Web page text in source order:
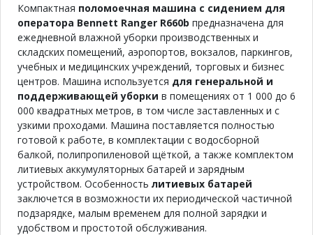
Компактная поломоечная машина с сидением для
оператора Bennett Ranger R660b предназначена для
ежедневной влажной уборки производственных и
складских помещений, аэропортов, вокзалов, паркингов,
учебных и медицинских учреждений, торговых и бизнес
центров. Машина используется для генеральной и
поддерживающей уборки в помещениях от 1 000 до 6
000 квадратных метров, в том числе заставленных и с
узкими проходами. Машина поставляется полностью
готовой к работе, в комплектации с водосборной
балкой, полипропиленовой щёткой, а также комплектом
литиевых аккумуляторных батарей и зарядным
устройством. Особенность литиевых батарей
заключется в возможности их периодической частичной
подзарядке, малым временем для полной зарядки и
удобством и простотой обслуживания.